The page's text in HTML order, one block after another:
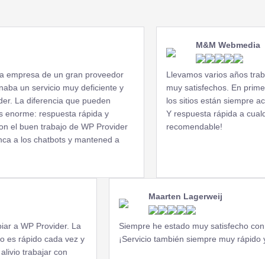
para tu dominio.
Integración GIT
Utiliza GIT para el control de
versiones.
Protección integral
Caché Litespeed
Para mejorar el rendimiento y los
de un gran proveedor
servicio muy deficiente y
diferencia que pueden
respuesta rápida y
trabajo de WP Provider
chatbots y mantened a
M&M Webmedia
Llevamos varios años
muy satisfechos. En primer
los sitios están siempre
Y respuesta rápida a
recomendable!
Provider. La
cada vez y
trabajar con
Maarten Lagerweij
Siempre he estado muy satisfecho con el
¡Servicio también siempre muy rápido y